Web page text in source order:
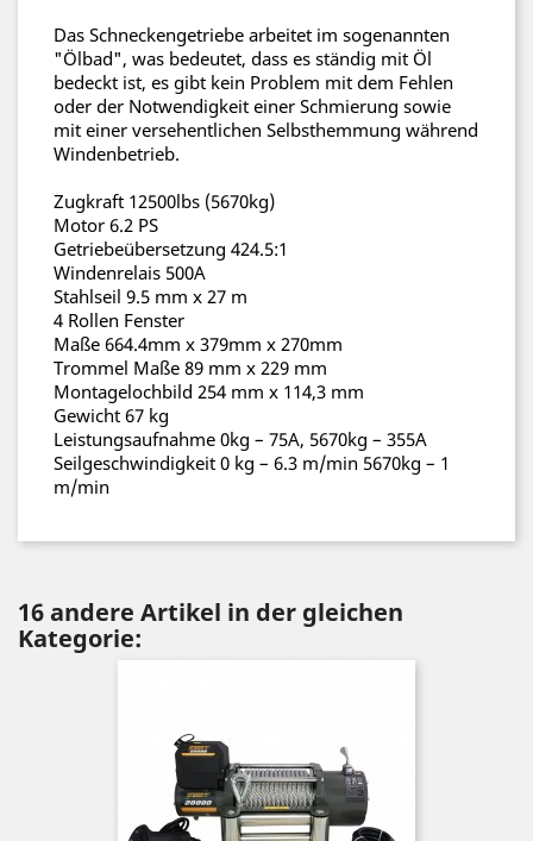
Das Schneckengetriebe arbeitet im sogenannten
"Ölbad", was bedeutet, dass es ständig mit Öl
bedeckt ist, es gibt kein Problem mit dem Fehlen
oder der Notwendigkeit einer Schmierung sowie
mit einer versehentlichen Selbsthemmung während
Windenbetrieb.
Zugkraft 12500lbs (5670kg)
Motor 6.2 PS
Getriebeübersetzung 424.5:1
Windenrelais 500A
Stahlseil 9.5 mm x 27 m
4 Rollen Fenster
Maße 664.4mm x 379mm x 270mm
Trommel Maße 89 mm x 229 mm
Montagelochbild 254 mm x 114,3 mm
Gewicht 67 kg
Leistungsaufnahme 0kg – 75A, 5670kg – 355A
Seilgeschwindigkeit 0 kg – 6.3 m/min 5670kg – 1
m/min
16 andere Artikel in der gleichen
Kategorie: